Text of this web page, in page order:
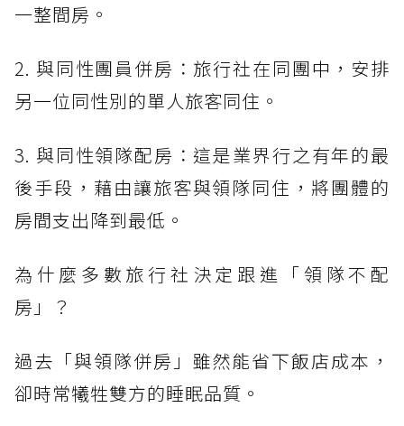
一整間房。
2. 與同性團員併房：旅行社在同團中，安排
另一位同性別的單人旅客同住。
3. 與同性領隊配房：這是業界行之有年的最
後手段，藉由讓旅客與領隊同住，將團體的
房間支出降到最低。
為什麼多數旅行社決定跟進「領隊不配
房」？
過去「與領隊併房」雖然能省下飯店成本，
卻時常犧牲雙方的睡眠品質。